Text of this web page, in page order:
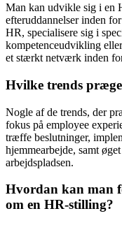
Man kan udvikle sig i en
efteruddannelser inden
HR, specialisere sig i
kompetenceudvikling
et stærkt netværk inden
Hvilke trends
Nogle af de trends, der
fokus på employee
træffe beslutninger,
hjemmearbejde, samt
arbejdspladsen.
Hvordan kan man
om en HR-stilling?